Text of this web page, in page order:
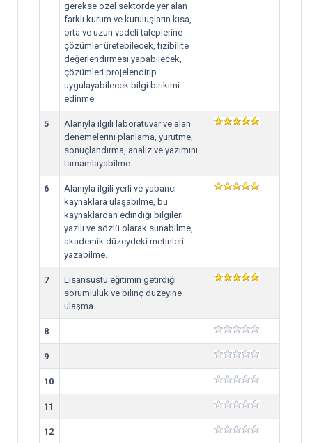
gerekse özel sektörde yer alan
farklı kurum ve kuruluşların kısa,
orta ve uzun vadeli taleplerine
çözümler üretebilecek, fizibilite
değerlendirmesi yapabilecek,
çözümleri projelendirip
uygulayabilecek bilgi birikimi
edinme
5
Alanıyla ilgili laboratuvar ve alan
denemelerini planlama, yürütme,
sonuçlandırma, analiz ve yazımını
tamamlayabilme
6
Alanıyla ilgili yerli ve yabancı
kaynaklara ulaşabilme, bu
kaynaklardan edindiği bilgileri
yazılı ve sözlü olarak sunabilme,
akademik düzeydeki metinleri
yazabilme.
7
Lisansüstü eğitimin getirdiği
sorumluluk ve bilinç düzeyine
ulaşma
8
9
10
11
12